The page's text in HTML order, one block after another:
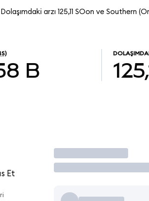
arzı 125,11 SOon ve Southern
B
Et
İşlem Yap